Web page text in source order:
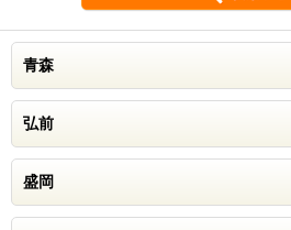
青森
弘前
盛岡